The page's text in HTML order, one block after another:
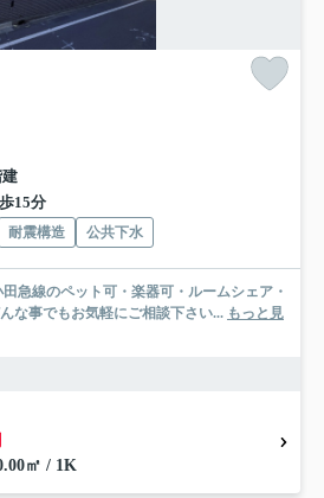
15分
耐震構造 公共下水
急線のペット可・楽器可・ルームシェア・
な事でもお気軽にご相談下さい... もっと見
㎡ / 1K